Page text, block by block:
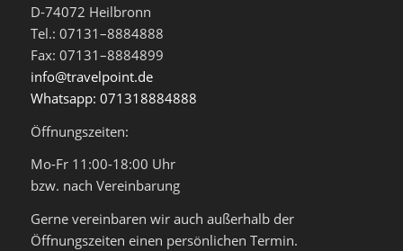
D-74072 Heilbronn
Tel.: 07131–8884888
Fax: 07131–8884899
info@travelpoint.de
Whatsapp: 071318884888
Öffnungszeiten:
Mo-Fr 11:00-18:00 Uhr
bzw. nach Vereinbarung
Gerne vereinbaren wir auch außerhalb der
Öffnungszeiten einen persönlichen Termin.